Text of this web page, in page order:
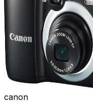
canon